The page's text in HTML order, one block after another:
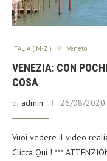
ITALIA ( M-Z ) Veneto
VENEZIA: CON
COSA
di admin 26/08/2020
Vuoi vedere il video
Clicca Qui ! ***